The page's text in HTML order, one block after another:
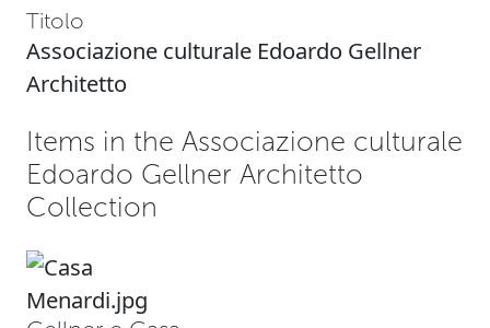
Titolo
Associazione culturale Edoardo Gellner
Architetto
Items in the Associazione culturale
Edoardo Gellner Architetto
Collection